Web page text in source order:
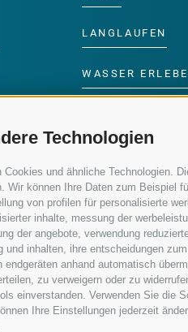
Technologien
Cookies und ähnliche Technologien.
können Ihre Daten zum Beispiel
von profilen für personalisierte
inhalte, messung der
der angebote, verwendung
inhalten, ihre entscheidungen
anhand automatisch
zu verweigern oder zu
einverstanden. Verwenden Sie die
Ihre Einstellungen jederzeit
LANGLAUFEN
WASSER